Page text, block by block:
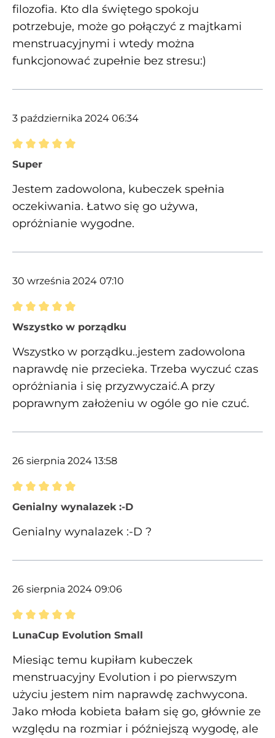
filozofia. Kto dla świętego spokoju
potrzebuje, może go połączyć z majtkami
menstruacyjnymi i wtedy można
funkcjonować zupełnie bez stresu:)
3 października 2024 06:34
Recenzja z oceną 5 spośród 5 gwiazdek
Super
Jestem zadowolona, kubeczek spełnia
oczekiwania. Łatwo się go używa,
opróżnianie wygodne.
30 września 2024 07:10
Recenzja z oceną 5 spośród 5 gwiazdek
Wszystko w porządku
Wszystko w porządku..jestem zadowolona
naprawdę nie przecieka. Trzeba wyczuć czas
opróżniania i się przyzwyczaić.A przy
poprawnym założeniu w ogóle go nie czuć.
26 sierpnia 2024 13:58
Recenzja z oceną 5 spośród 5 gwiazdek
Genialny wynalazek :-D
Genialny wynalazek :-D ?
26 sierpnia 2024 09:06
Recenzja z oceną 5 spośród 5 gwiazdek
LunaCup Evolution Small
Miesiąc temu kupiłam kubeczek
menstruacyjny Evolution i po pierwszym
użyciu jestem nim naprawdę zachwycona.
Jako młoda kobieta bałam się go, głównie ze
względu na rozmiar i późniejszą wygodę, ale